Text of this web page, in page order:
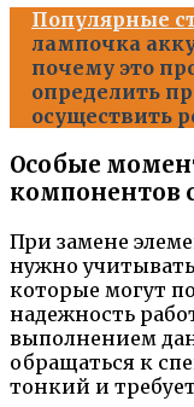
Популярные
лампочка
почему это
определить
осуществить
Особые
компонентов
При замене
нужно
которые могут
надежность
выполнением
обращаться к
тонкий и